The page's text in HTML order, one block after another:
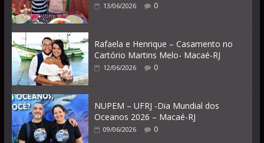
13/06/2026 0
Rafaela e Henrique – Casamento no
Cartório Martins Melo- Macaé-RJ
12/06/2026 0
NUPEM – UFRJ -Dia Mundial dos
Oceanos 2026 – Macaé-RJ
09/06/2026 0